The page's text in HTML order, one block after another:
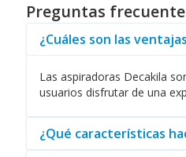
Los usuarios también
su vida útil. Así, los
versatilidad de la marca y su
estas aspiradoras no solo
como un distribuidor
Preguntas
¿Cuáles son las
Las aspiradoras Decakila
usuarios disfrutar de una
¿Qué características